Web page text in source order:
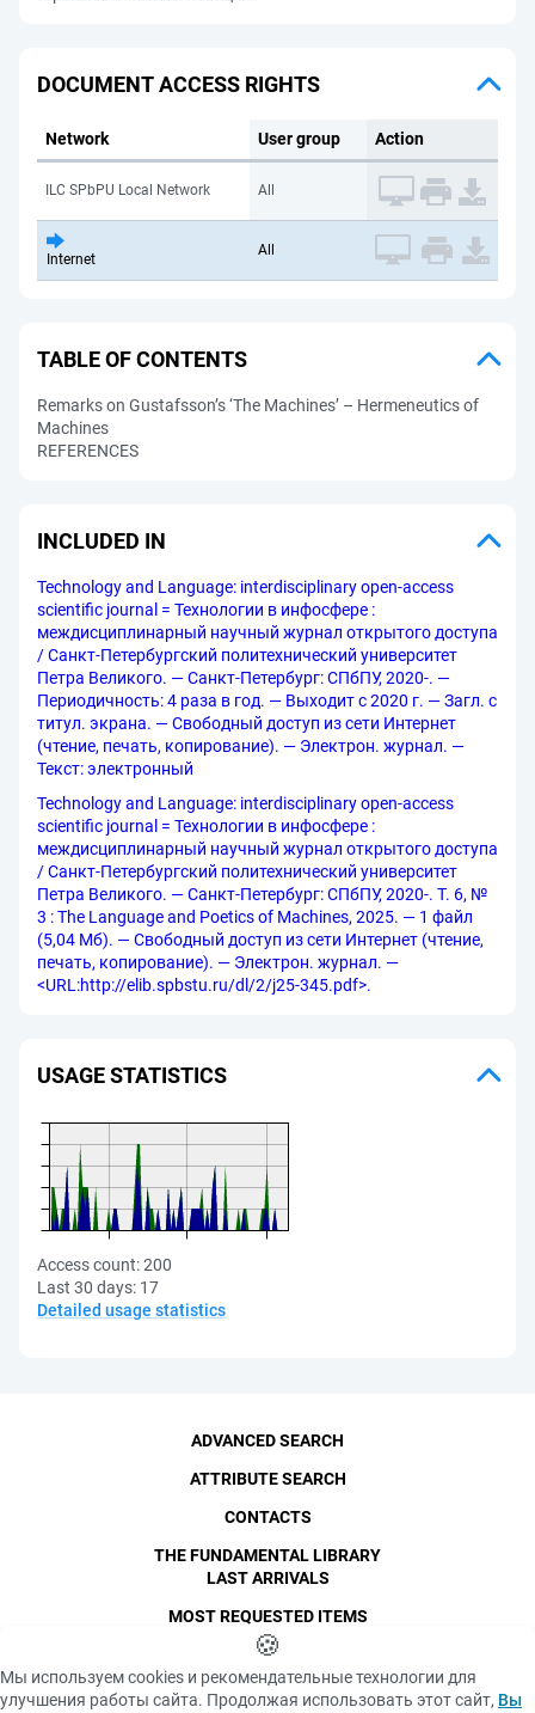
DOCUMENT ACCESS RIGHTS
Network User group Action
ILC SPbPU Local Network All
Internet
All
TABLE OF CONTENTS
Remarks on Gustafsson’s ‘The Machines’ – Hermeneutics of
Machines
REFERENCES
INCLUDED IN
Technology and Language: interdisciplinary open-access
scientific journal = Технологии в инфосфере :
междисциплинарный научный журнал открытого доступа
/ Санкт-Петербургский политехнический университет
Петра Великого. — Санкт-Петербург: СПбПУ, 2020-. —
Периодичность: 4 раза в год. — Выходит с 2020 г. — Загл. с
титул. экрана. — Свободный доступ из сети Интернет
(чтение, печать, копирование). — Электрон. журнал. —
Текст: электронный
Technology and Language: interdisciplinary open-access
scientific journal = Технологии в инфосфере :
междисциплинарный научный журнал открытого доступа
/ Санкт-Петербургский политехнический университет
Петра Великого. — Санкт-Петербург: СПбПУ, 2020-. Т. 6, №
3 : The Language and Poetics of Machines, 2025. — 1 файл
(5,04 Мб). — Свободный доступ из сети Интернет (чтение,
печать, копирование). — Электрон. журнал. —
<URL:http://elib.spbstu.ru/dl/2/j25-345.pdf>.
USAGE STATISTICS
Access count:200
Last 30 days: 17
Detailed usage statistics
SPbPU, 1996-2026
Copyright and Personal Data
The photographs are
published with the
Privacy policy
ADVANCED SEARCH
ATTRIBUTE SEARCH
CONTACTS
THE FUNDAMENTAL LIBRARY
LAST ARRIVALS
MOST REQUESTED ITEMS
🍪
Мы используем cookies и рекомендательные технологии для
улучшения работы сайта. Продолжая использовать этот сайт, Вы